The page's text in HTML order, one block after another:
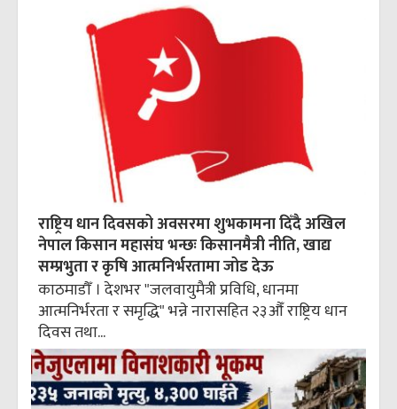
राष्ट्रिय धान दिवसको अवसरमा शुभकामना दिँदै अखिल
नेपाल किसान महासंघ भन्छः किसानमैत्री नीति, खाद्य
सम्प्रभुता र कृषि आत्मनिर्भरतामा जोड देऊ
काठमाडौँ । देशभर "जलवायुमैत्री प्रविधि, धानमा
आत्मनिर्भरता र समृद्धि" भन्ने नारासहित २३औँ राष्ट्रिय धान
दिवस तथा...